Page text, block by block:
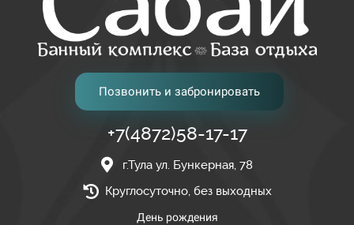
Позвонить и забронировать
+7(4872)58-17-17
г.Тула ул. Бункерная, 78
Круглосуточно, без выходных
День рождения